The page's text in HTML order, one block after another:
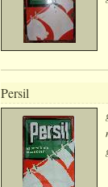
Persil